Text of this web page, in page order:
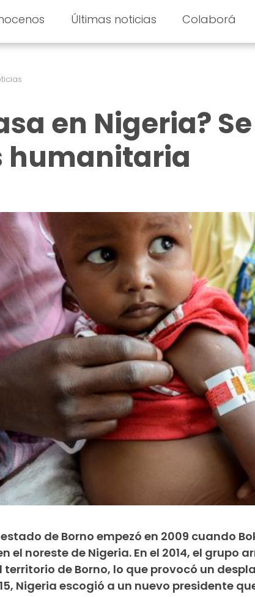
Últimas noticias Colaborá
en Nigeria?
humanitaria
de Borno empezó en 2009 cuando
el noreste de Nigeria. En el 2014, el grupo
de Borno, lo que provocó un
Nigeria escogió a un nuevo presidente